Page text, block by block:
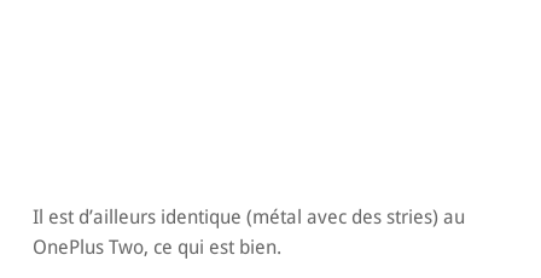
Il est d’ailleurs identique (métal avec des stries) au
OnePlus Two, ce qui est bien.